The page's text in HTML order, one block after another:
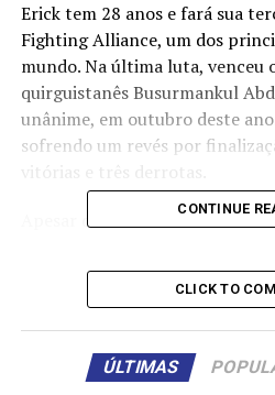
Erick tem 28 anos e fará sua
Fighting Alliance, um dos
mundo. Na última luta, venceu
quirguistanês Busurmankul
unânime, em outubro deste
sofrendo um revés por
Apesar de ter nascido em
mistas com 15 anos. Ele foi um
das principais academias de
anos, fez sua estreia
se mudou para Curitiba, onde
eventos pelo Brasil e foi para os
CONTINUE
CLICK TO
ÚLTIMAS